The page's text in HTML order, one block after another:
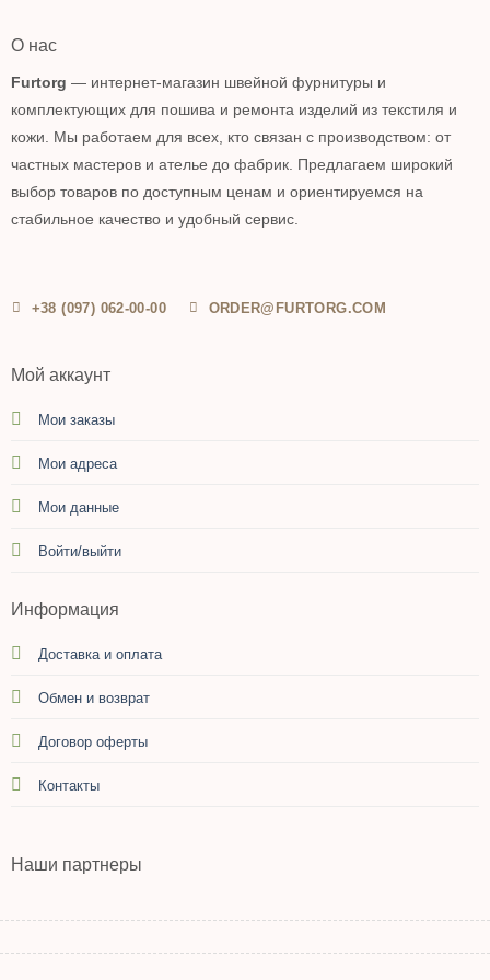
О нас
Furtorg — интернет-магазин швейной фурнитуры и
комплектующих для пошива и ремонта изделий из текстиля и
кожи. Мы работаем для всех, кто связан с производством: от
частных мастеров и ателье до фабрик. Предлагаем широкий
выбор товаров по доступным ценам и ориентируемся на
стабильное качество и удобный сервис.
+38 (097) 062-00-00 ORDER@FURTORG.COM
Мой аккаунт
Мои заказы
Мои адреса
Мои данные
Войти/выйти
Информация
Доставка и оплата
Обмен и возврат
Договор оферты
Контакты
Наши партнеры